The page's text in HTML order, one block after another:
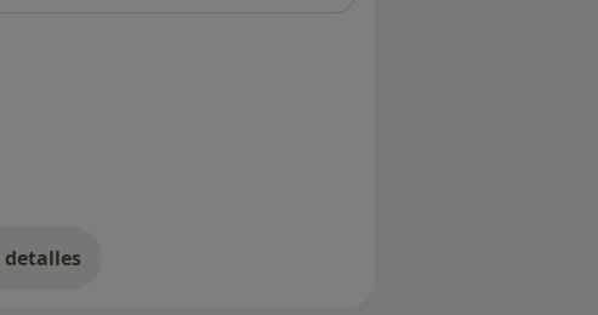
la dirección